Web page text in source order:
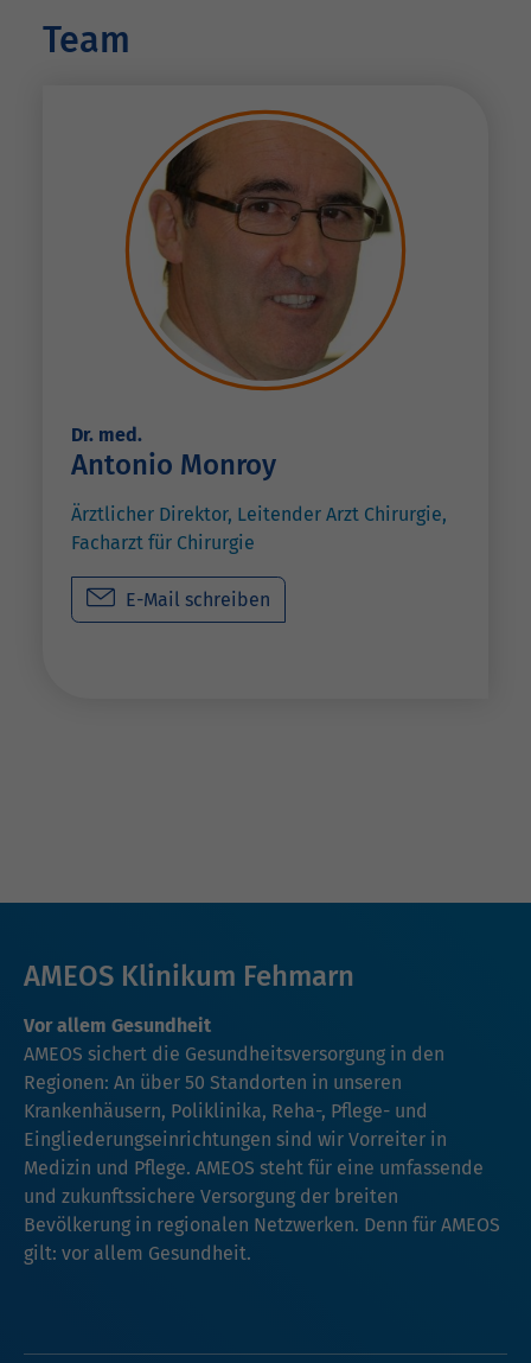
Team
Dr. med.
Antonio Monroy
Ärztlicher Direktor, Leitender Arzt Chirurgie,
Facharzt für Chirurgie
E-Mail schreiben
AMEOS Klinikum Fehmarn
Vor allem Gesundheit
AMEOS sichert die Gesundheitsversorgung in den
Regionen: An über 50 Standorten in unseren
Krankenhäusern, Poliklinika, Reha-, Pflege- und
Eingliederungseinrichtungen sind wir Vorreiter in
Medizin und Pflege. AMEOS steht für eine umfassende
und zukunftssichere Versorgung der breiten
Bevölkerung in regionalen Netzwerken. Denn für AMEOS
gilt: vor allem Gesundheit.